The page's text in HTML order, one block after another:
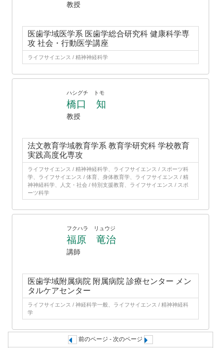
教授
医歯学域医学系 医歯学総合研究科 健康科学専
攻 社会・行動医学講座
ライフサイエンス / 精神神経科学
ハシグチ トモ
橋口 知
教授
法文教育学域教育学系 教育学研究科 学校教育
実践高度化専攻
ライフサイエンス / 精神神経科学、ライフサイエンス / スポーツ科
学、ライフサイエンス / 体育、身体教育学、ライフサイエンス / 精
神神経科学、人文・社会 / 特別支援教育、ライフサイエンス / スポ
ーツ科学
フクハラ リュウジ
福原 竜治
講師
医歯学域附属病院 附属病院 診療センター メン
タルケアセンター
ライフサイエンス / 神経科学一般、ライフサイエンス / 精神神経科
学
前のページ - 次のページ